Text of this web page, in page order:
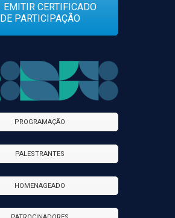
EMITIR CERTIFICADO
DE PARTICIPAÇÃO
PROGRAMAÇÃO
PALESTRANTES
HOMENAGEADO